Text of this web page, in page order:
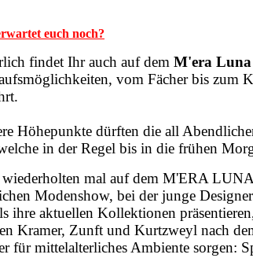
euch noch?
findet Ihr auch auf dem M'era Luna
vom Fächer bis zum
Höhepunkte dürften die all
in der Regel bis in die frühen
mal auf dem M'ERA
Modenshow, bei der junge
ihre aktuellen Kollektionen
Kramer, Zunft und Kurtzweyl nach
für mittelalterliches Ambiente sorgen: